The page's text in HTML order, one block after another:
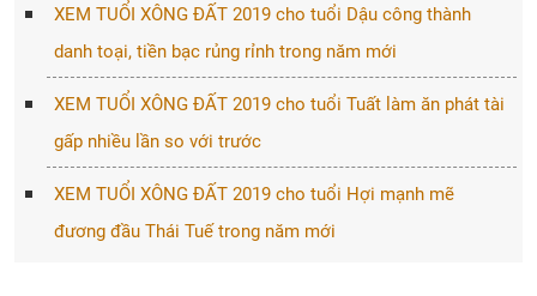
XEM TUỔI XÔNG ĐẤT 2019 cho tuổi Dậu công thành
danh toại, tiền bạc rủng rỉnh trong năm mới
XEM TUỔI XÔNG ĐẤT 2019 cho tuổi Tuất làm ăn phát tài
gấp nhiều lần so với trước
XEM TUỔI XÔNG ĐẤT 2019 cho tuổi Hợi mạnh mẽ
đương đầu Thái Tuế trong năm mới